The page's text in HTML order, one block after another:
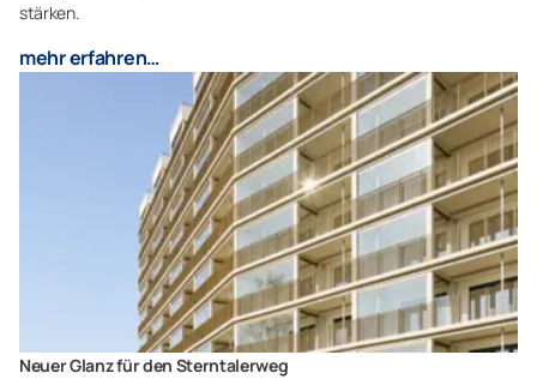
stärken.
mehr erfahren…
Neuer Glanz für den Sterntalerweg